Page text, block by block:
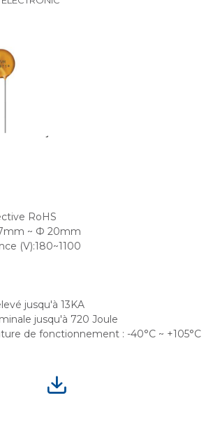
RoHS
~ Ф 20mm
(V):180~1100
jusqu'à 13KA
jusqu'à 720 Joule
de fonctionnement : -40°C ~ +105°C